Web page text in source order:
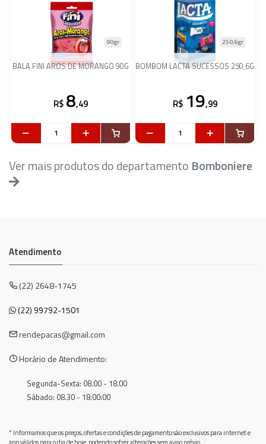
BALA FINI AROS DE MORANGO 90G
90gr
R$ 8,49
BOMBOM LACTA SUCESSOS 250,6G
250,6gr
R$ 19,99
Ver mais produtos do departamento Bomboniere
Atendimento
(22) 2648-1745
(22) 99792-1501
rendepacas@gmail.com
Horário de Atendimento:
Segunda-Sexta: 08.00 - 18.00
Sábado: 08.30 - 18:00:00
* Informamos que os preços, ofertas e condições de pagamento são exclusivos para internet e